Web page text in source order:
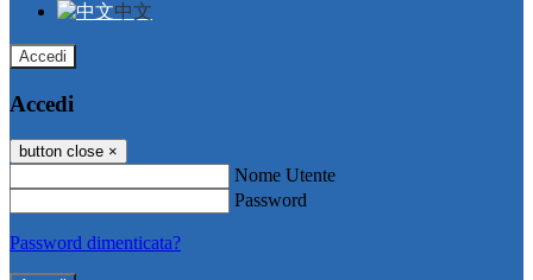
中文
Accedi
Accedi
button close ×
Nome Utente
Password
Password dimenticata?